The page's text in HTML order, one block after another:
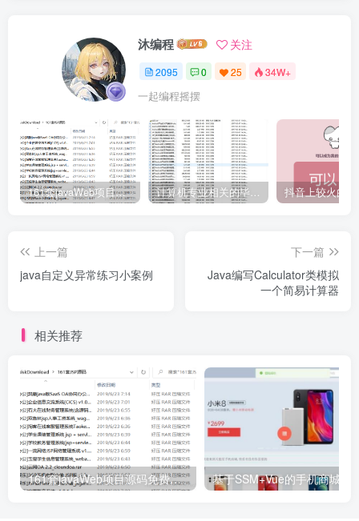
沐编程 关注
2095 0 25 34W+
一起编程摇摆
161套javaWeb项目源码免费分享 计算机专业相关的毕业设计论文合集免费下载
上一篇
java自定义异常练习小案例
下一篇
Java编写Calculator类模拟
一个简易计算器
相关推荐
161套javaWeb项目源码免费分享